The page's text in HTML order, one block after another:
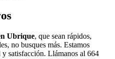
Ubrique, que sean rápidos,
no busques más. Estamos
satisfacción. Llámanos al 664